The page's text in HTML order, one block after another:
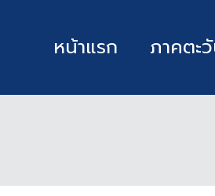
หน้าแรก ภาคตะ